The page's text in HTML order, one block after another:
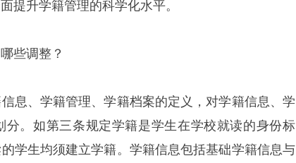
提升学籍管理的科学化水平。
些调整？
息、学籍管理、学籍档案的定义，对学籍信息、学
分。如第三条规定学籍是学生在学校就读的身份标
学生均须建立学籍。学籍信息包括基础学籍信息与